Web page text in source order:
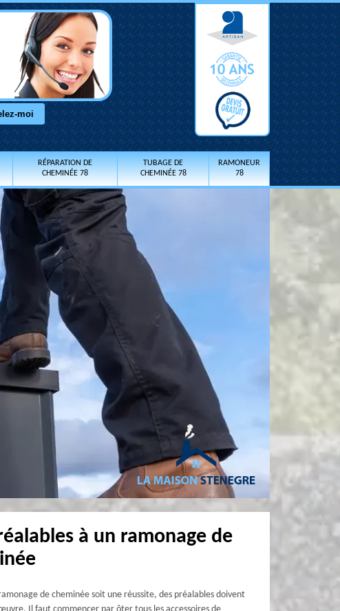
RÉPARATION DE
CHEMINÉE 78
TUBAGE DE
CHEMINÉE 78
RAMONEUR
78
à un ramonage de
de cheminée soit une réussite, des préalables doivent